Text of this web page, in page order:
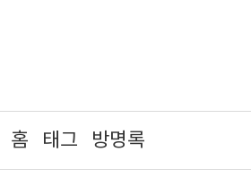
홈 태그 방명록